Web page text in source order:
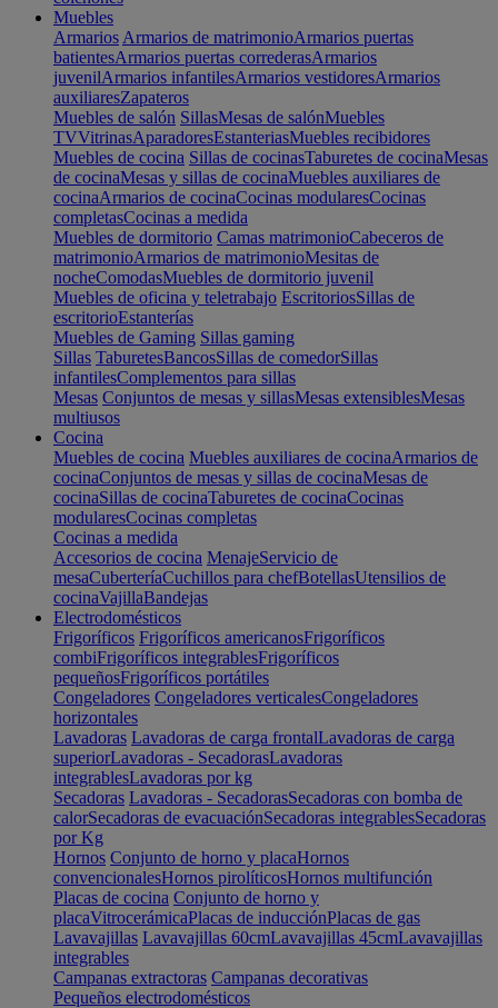
Muebles
Armarios Armarios de matrimonioArmarios puertas
batientesArmarios puertas correderasArmarios
juvenilArmarios infantilesArmarios vestidoresArmarios
auxiliaresZapateros
Muebles de salón SillasMesas de salónMuebles
TVVitrinasAparadoresEstanteriasMuebles recibidores
Muebles de cocina Sillas de cocinasTaburetes de cocinaMesas
de cocinaMesas y sillas de cocinaMuebles auxiliares de
cocinaArmarios de cocinaCocinas modularesCocinas
completasCocinas a medida
Muebles de dormitorio Camas matrimonioCabeceros de
matrimonioArmarios de matrimonioMesitas de
nocheComodasMuebles de dormitorio juvenil
Muebles de oficina y teletrabajo EscritoriosSillas de
escritorioEstanterías
Muebles de Gaming Sillas gaming
Sillas TaburetesBancosSillas de comedorSillas
infantilesComplementos para sillas
Mesas Conjuntos de mesas y sillasMesas extensiblesMesas
multiusos
Cocina
Muebles de cocina Muebles auxiliares de cocinaArmarios de
cocinaConjuntos de mesas y sillas de cocinaMesas de
cocinaSillas de cocinaTaburetes de cocinaCocinas
modularesCocinas completas
Cocinas a medida
Accesorios de cocina MenajeServicio de
mesaCuberteríaCuchillos para chefBotellasUtensilios de
cocinaVajillaBandejas
Electrodomésticos
Frigoríficos Frigoríficos americanosFrigoríficos
combiFrigoríficos integrablesFrigoríficos
pequeñosFrigoríficos portátiles
Congeladores Congeladores verticalesCongeladores
horizontales
Lavadoras Lavadoras de carga frontalLavadoras de carga
superiorLavadoras - SecadorasLavadoras
integrablesLavadoras por kg
Secadoras Lavadoras - SecadorasSecadoras con bomba de
calorSecadoras de evacuaciónSecadoras integrablesSecadoras
por Kg
Hornos Conjunto de horno y placaHornos
convencionalesHornos pirolíticosHornos multifunción
Placas de cocina Conjunto de horno y
placaVitrocerámicaPlacas de inducciónPlacas de gas
Lavavajillas Lavavajillas 60cmLavavajillas 45cmLavavajillas
integrables
Campanas extractoras Campanas decorativas
Pequeños electrodomésticos